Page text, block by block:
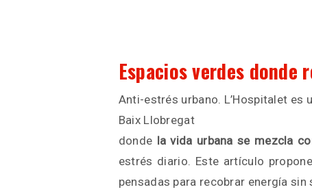
Espacios verdes donde
Anti-estrés urbano. L’Hospitalet es
Baix Llobregat
donde la vida urbana se mezcla
estrés diario. Este artículo
pensadas para recobrar energía sin